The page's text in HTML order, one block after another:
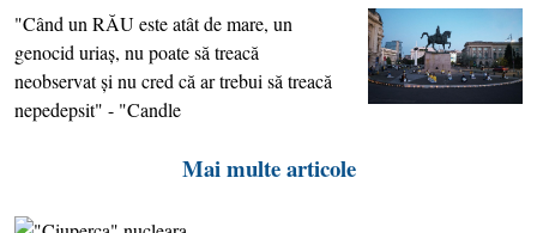
"Când un RĂU este atât de mare, un
genocid uriaş, nu poate să treacă
neobservat şi nu cred că ar trebui să treacă
nepedepsit" - "Candle
Mai multe articole